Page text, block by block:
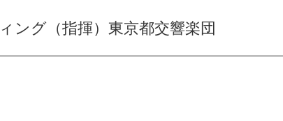
ング（指揮）東京都交響楽団